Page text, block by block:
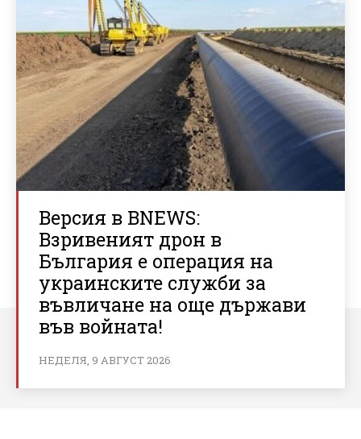
Версия в BNEWS:
Взривеният дрон в
България е операция на
украинските служби за
въвличане на още държави
във войната!
НЕДЕЛЯ, 9 АВГУСТ 2026